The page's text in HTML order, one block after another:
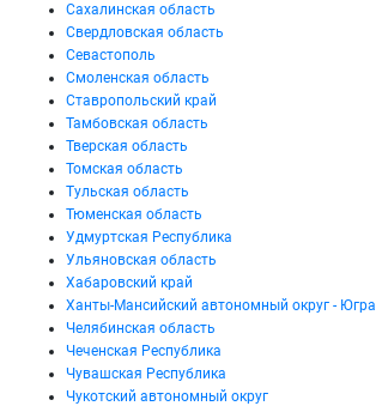
Сахалинская область
Свердловская область
Севастополь
Смоленская область
Ставропольский край
Тамбовская область
Тверская область
Томская область
Тульская область
Тюменская область
Удмуртская Республика
Ульяновская область
Хабаровский край
Ханты-Мансийский автономный округ - Югра
Челябинская область
Чеченская Республика
Чувашская Республика
Чукотский автономный округ